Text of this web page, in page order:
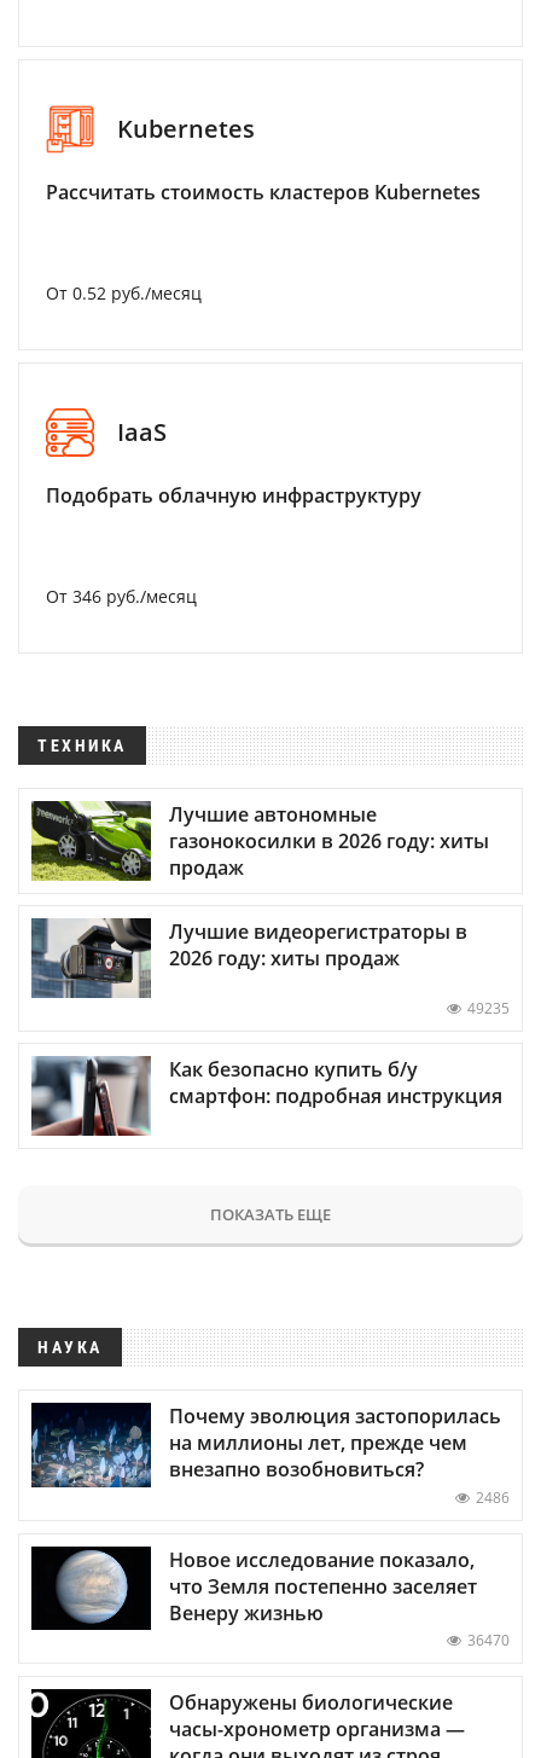
Kubernetes
Рассчитать стоимость кластеров Kubernetes
От 0.52 руб./месяц
IaaS
Подобрать облачную инфраструктуру
От 346 руб./месяц
ТЕХНИКА
Лучшие автономные
газонокосилки в 2026 году: хиты
продаж
Лучшие видеорегистраторы в
2026 году: хиты продаж
49235
Как безопасно купить б/у
смартфон: подробная инструкция
ПОКАЗАТЬ ЕЩЕ
НАУКА
Почему эволюция застопорилась
на миллионы лет, прежде чем
внезапно возобновиться?
2486
Новое исследование показало,
что Земля постепенно заселяет
Венеру жизнью
36470
Обнаружены биологические
часы-хронометр организма —